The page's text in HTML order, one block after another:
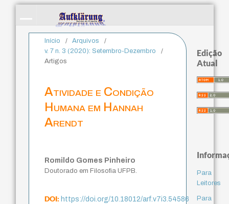
Início / Arquivos
/
v. 7 n. 3 (2020): Setembro-Dezembro
/
Artigos
Atividade e Condição
Humana em Hannah
Arendt
Romildo Gomes Pinheiro
Doutorado em Filosofia UFPB.
DOI:https://doi.org/10.18012/arf.v7i3.54586
Edição
Atual
Para
Leitores
Para